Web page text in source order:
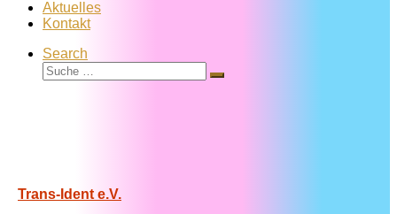
Aktuelles
Kontakt
Search
Suche
Suche
Trans-Ident e.V.